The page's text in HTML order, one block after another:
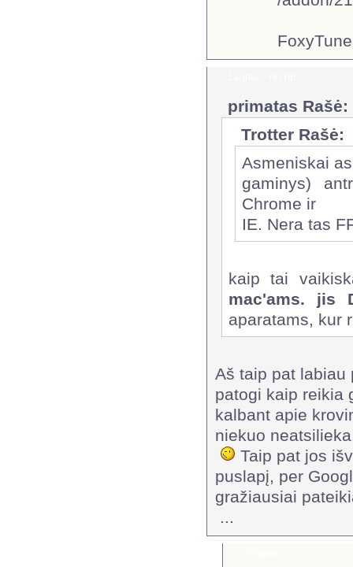
primatas Rašė:
Trotter Rašė:
Asmeniskai
gaminys)
Chrome ir
IE. Nera tas
kaip tai
mac'ams. jis
aparatams, kur
Aš taip pat labiau
patogi kaip reikia
kalbant apie
niekuo
Taip pat jos
puslapį, per
gražiausiai
...